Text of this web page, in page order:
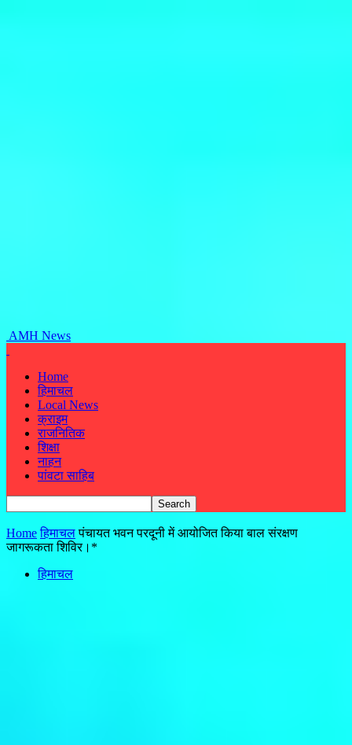
AMH News
Home
हिमाचल
Local News
क्राइम
राजनितिक
शिक्षा
नाहन
पांवटा साहिब
Home हिमाचल पंचायत भवन परदूनी में आयोजित किया बाल संरक्षण
जागरूकता शिविर।*
हिमाचल